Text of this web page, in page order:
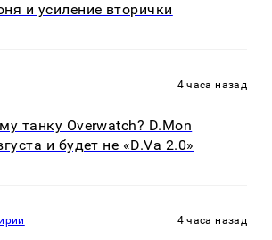
и усиление вторички
4 часа назад
танку Overwatch? D.Mon
и будет не «D.Va 2.0»
4 часа назад